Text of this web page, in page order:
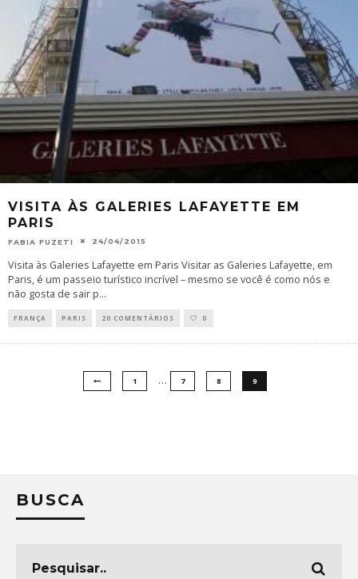
VISITA ÀS GALERIES LAFAYETTE EM
PARIS
FABIA FUZETI 24/04/2015
Visita às Galeries Lafayette em Paris Visitar as Galeries Lafayette, em
Paris, é um passeio turístico incrível – mesmo se você é como nós e
não gosta de sair p...
FRANÇA PARIS 20 COMENTÁRIOS 0
1 … 7 8 9
BUSCA